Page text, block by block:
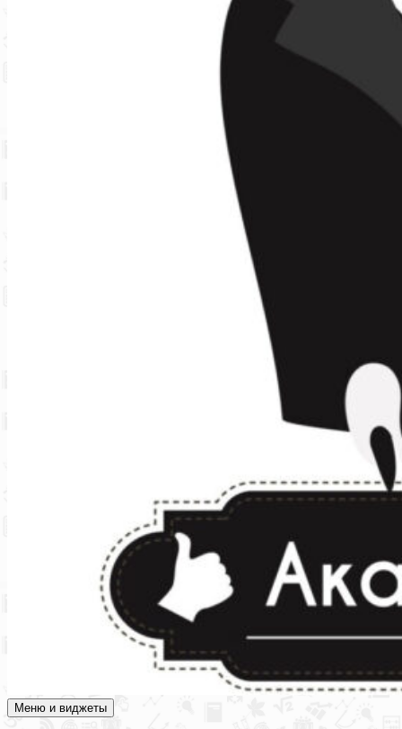
Академия СОВА
Подготовка к ЕГЭ, ОГЭ, ВПР, МЦКО, СтатГрад, КДР, ВОШ,
Меню и виджеты